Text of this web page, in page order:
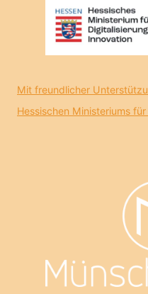
Mit freundlicher
Hessischen Ministeriums